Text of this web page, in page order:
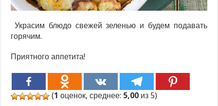
Украсим блюдо свежей зеленью и будем подавать
горячим.
Приятного аппетита!
(1 оценок, среднее: 5,00 из 5)